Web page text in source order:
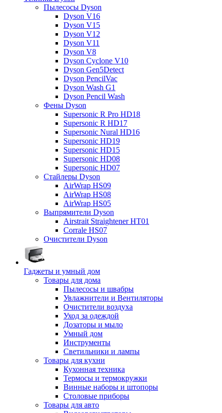
Пылесосы Dyson
Dyson V16
Dyson V15
Dyson V12
Dyson V11
Dyson V8
Dyson Cyclone V10
Dyson Gen5Detect
Dyson PencilVac
Dyson Wash G1
Dyson Pencil Wash
Фены Dyson
Supersonic R Pro HD18
Supersonic R HD17
Supersonic Nural HD16
Supersonic HD19
Supersonic HD15
Supersonic HD08
Supersonic HD07
Стайлеры Dyson
AirWrap HS09
AirWrap HS08
AirWrap HS05
Выпрямители Dyson
Airstrait Straightener HT01
Corrale HS07
Очистители Dyson
Гаджеты и умный дом
Товары для дома
Пылесосы и швабры
Увлажнители и Вентиляторы
Очистители воздуха
Уход за одеждой
Дозаторы и мыло
Умный дом
Инструменты
Светильники и лампы
Товары для кухни
Кухонная техника
Термосы и термокружки
Винные наборы и штопоры
Столовые приборы
Товары для авто